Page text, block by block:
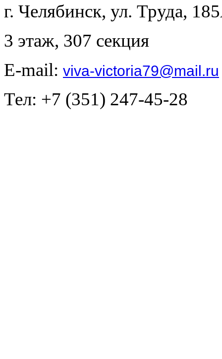
г. Челябинск, ул. Труда,
3 этаж, 307 секция
E-mail: viva-victoria79@mail.ru
Тел: +7 (351) 247-45-28